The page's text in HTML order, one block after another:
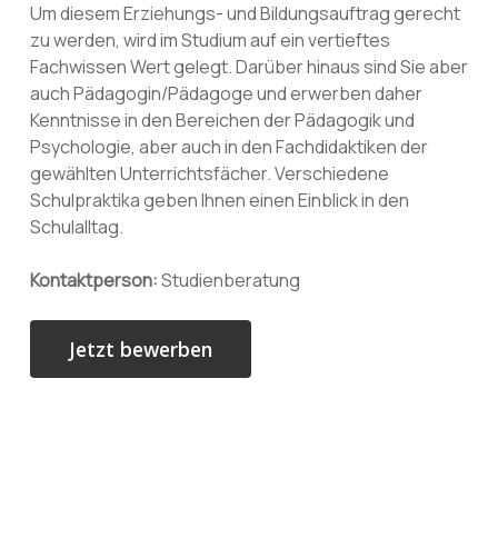
Um diesem Erziehungs- und Bildungsauftrag gerecht
zu werden, wird im Studium auf ein vertieftes
Fachwissen Wert gelegt. Darüber hinaus sind Sie aber
auch Pädagogin/Pädagoge und erwerben daher
Kenntnisse in den Bereichen der Pädagogik und
Psychologie, aber auch in den Fachdidaktiken der
gewählten Unterrichtsfächer. Verschiedene
Schulpraktika geben Ihnen einen Einblick in den
Schulalltag.
Kontaktperson:Studienberatung